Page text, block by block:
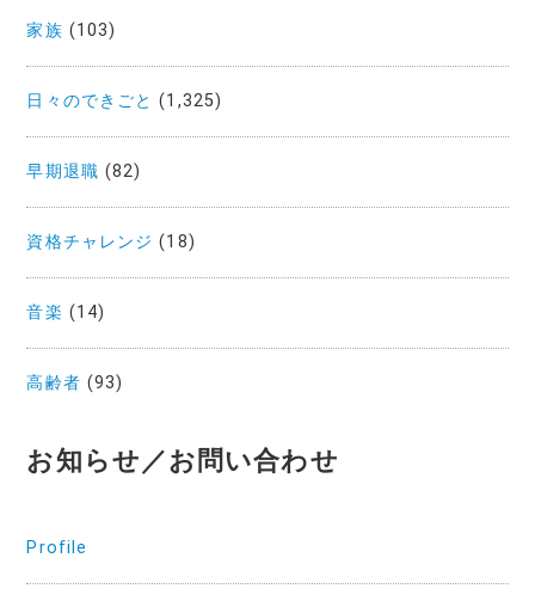
家族 (103)
日々のできごと (1,325)
早期退職 (82)
資格チャレンジ (18)
音楽 (14)
高齢者 (93)
お知らせ／お問い合わせ
Profile